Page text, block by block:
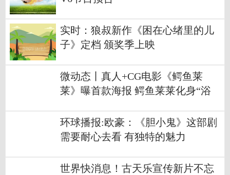
实时：狼叔新作《困在心绪里的儿
子》定档 颁奖季上映
微动态丨真人+CG电影《鳄鱼莱
莱》曝首款海报 鳄鱼莱莱化身“浴
环球播报:欧豪：《胆小鬼》这部剧
需要耐心去看 有独特的魅力
世界快消息！古天乐宣传新片不忘